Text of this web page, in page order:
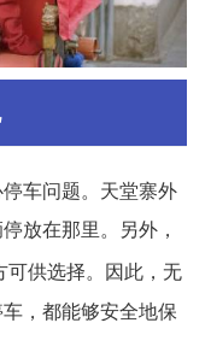
车问题。天堂寨外
放在那里。另外，
可供选择。因此，无
，都能够安全地保